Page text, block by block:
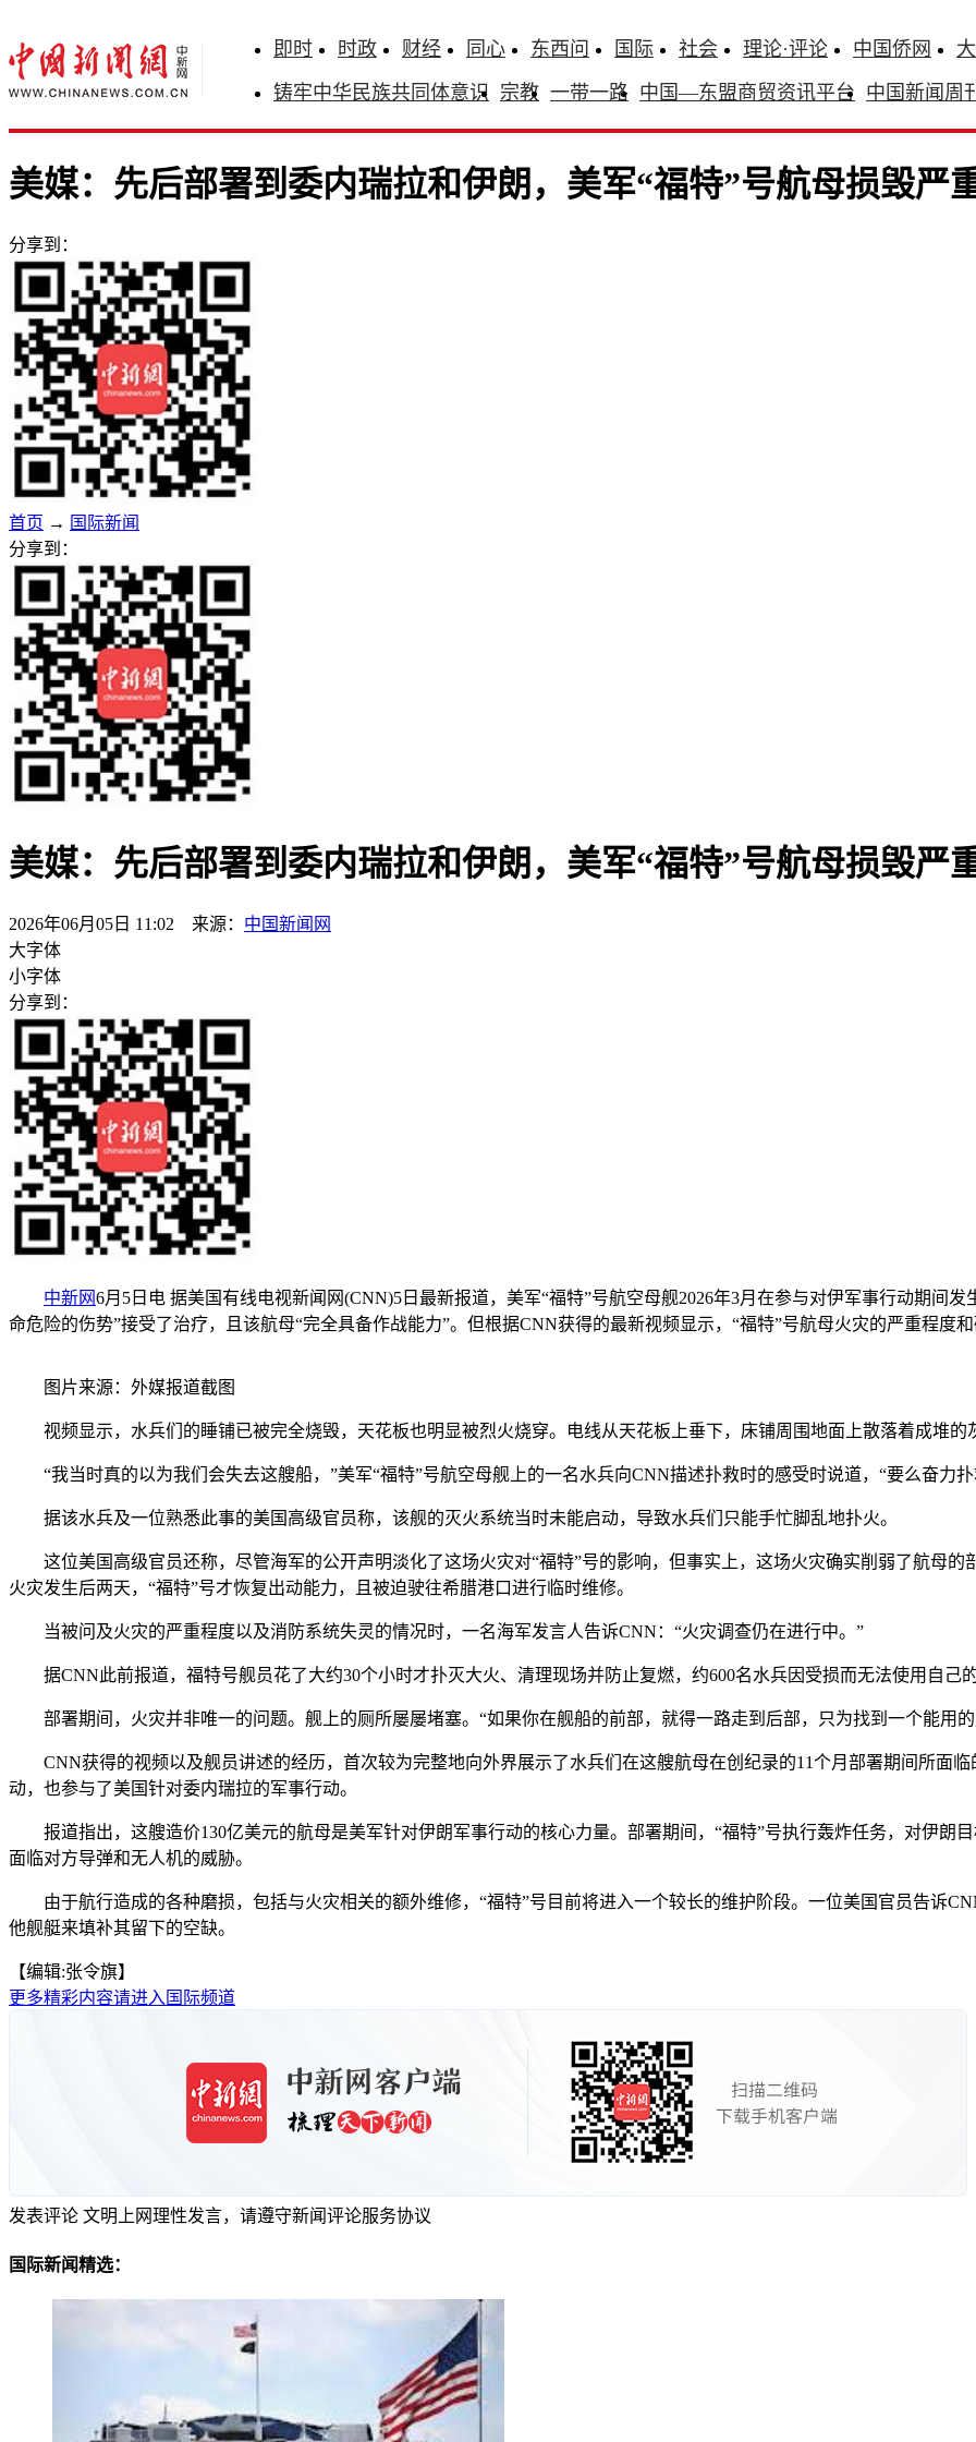
即时 时政 财经 同心 东西问 国际 社会 理论·评论 中国侨网
铸牢中华民族共同体意识 宗教 一带一路 中国—东盟商贸资讯平台 中国新闻周
美媒：先后部署到委内瑞拉和伊朗，美军“福特”号航母损毁严
分享到：
首页 → 国际新闻
分享到：
美媒：先后部署到委内瑞拉和伊朗，美军“福特”号航母损毁严
2026年06月05日 11:02 来源： 中国新闻网
大字体
小字体
分享到：
中新网6月5日电 据美国有线电视新闻网(CNN)5日最新报道，美军“福特”号航空母舰2026年3月在参与对伊军事行动期间
命危险的伤势”接受了治疗，且该航母“完全具备作战能力”。但根据CNN获得的最新视频显示，“福特”号航母火灾的严重程度
图片来源：外媒报道截图
视频显示，水兵们的睡铺已被完全烧毁，天花板也明显被烈火烧穿。电线从天花板上垂下，床铺周围地面上散落着成堆的
“我当时真的以为我们会失去这艘船，”美军“福特”号航空母舰上的一名水兵向CNN描述扑救时的感受时说道，“要么奋力
据该水兵及一位熟悉此事的美国高级官员称，该舰的灭火系统当时未能启动，导致水兵们只能手忙脚乱地扑火。
这位美国高级官员还称，尽管海军的公开声明淡化了这场火灾对“福特”号的影响，但事实上，这场火灾确实削弱了航母的
火灾发生后两天，“福特”号才恢复出动能力，且被迫驶往希腊港口进行临时维修。
当被问及火灾的严重程度以及消防系统失灵的情况时，一名海军发言人告诉CNN：“火灾调查仍在进行中。”
据CNN此前报道，福特号舰员花了大约30个小时才扑灭大火、清理现场并防止复燃，约600名水兵因受损而无法使用自己
部署期间，火灾并非唯一的问题。舰上的厕所屡屡堵塞。“如果你在舰船的前部，就得一路走到后部，只为找到一个能用
CNN获得的视频以及舰员讲述的经历，首次较为完整地向外界展示了水兵们在这艘航母在创纪录的11个月部署期间所面临
动，也参与了美国针对委内瑞拉的军事行动。
报道指出，这艘造价130亿美元的航母是美军针对伊朗军事行动的核心力量。部署期间，“福特”号执行轰炸任务，对伊朗
面临对方导弹和无人机的威胁。
由于航行造成的各种磨损，包括与火灾相关的额外维修，“福特”号目前将进入一个较长的维护阶段。一位美国官员告诉
他舰艇来填补其留下的空缺。
【编辑:张令旗】
更多精彩内容请进入国际频道
发表评论 文明上网理性发言，请遵守新闻评论服务协议
国际新闻精选：